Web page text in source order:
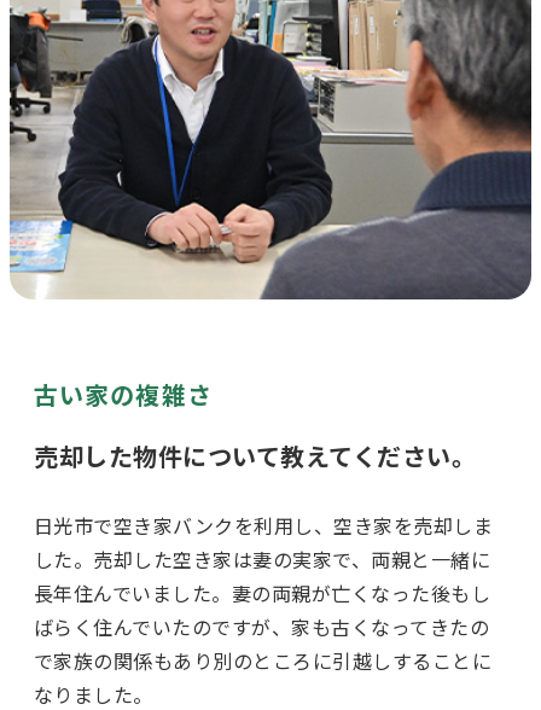
古い家の複雑さ
売却した物件について教えてください。
日光市で空き家バンクを利用し、空き家を売却しま
した。売却した空き家は妻の実家で、両親と一緒に
長年住んでいました。妻の両親が亡くなった後もし
ばらく住んでいたのですが、家も古くなってきたの
で家族の関係もあり別のところに引越しすることに
なりました。